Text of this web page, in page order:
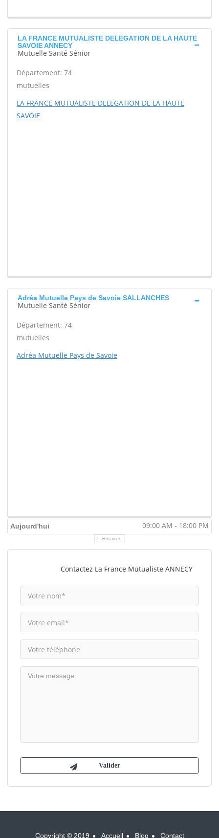
LA FRANCE MUTUALISTE DELEGATION DE LA HAUTE
SAVOIE ANNECY
Mutuelle Santé Sénior
Département: 74
mutuelles
LA FRANCE MUTUALISTE DELEGATION DE LA HAUTE
SAVOIE
Adréa Mutuelle Pays de Savoie SALLANCHES
Mutuelle Santé Sénior
Département: 74
mutuelles
Adréa Mutuelle Pays de Savoie
Aujourd'hui 09:00 AM - 18:00 PM
Horaires
Contactez La France Mutualiste ANNECY
Copyright © 2019 Accueil Blog Contact